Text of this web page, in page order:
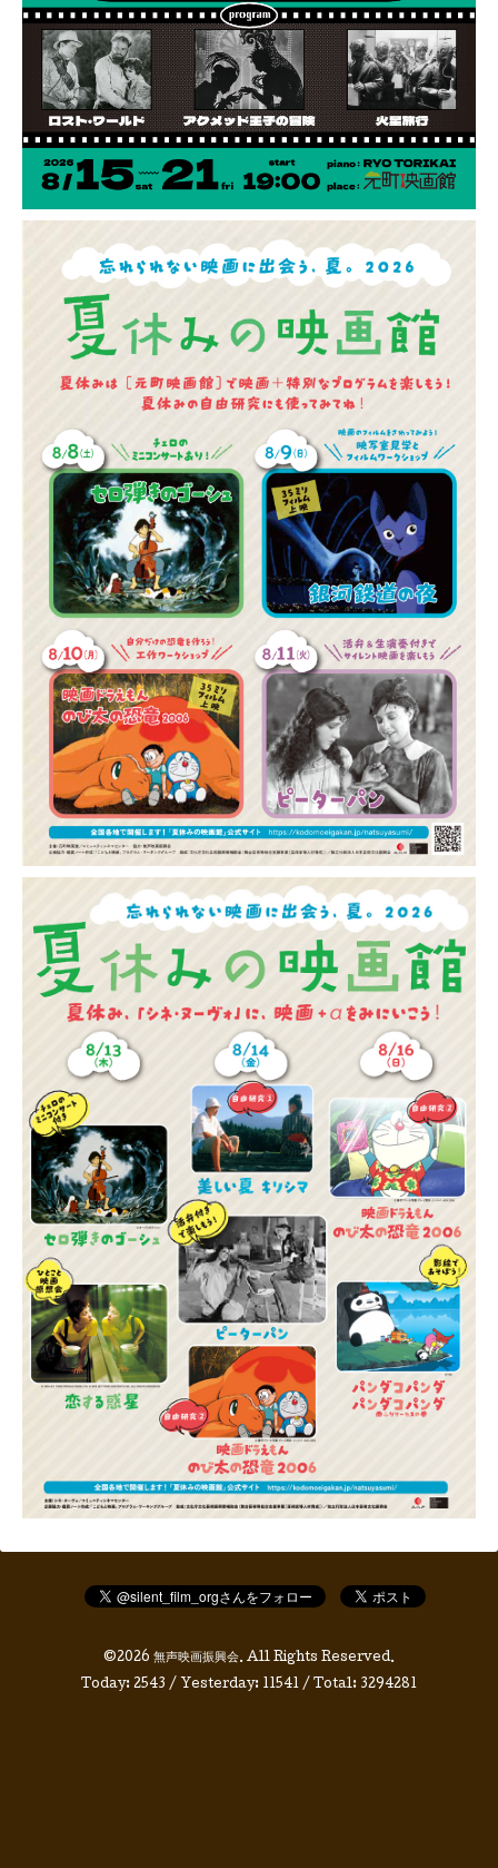
©2026 無声映画振興会. All Rights Reserved.
Today: 2543 / Yesterday: 11541 / Total: 3294281